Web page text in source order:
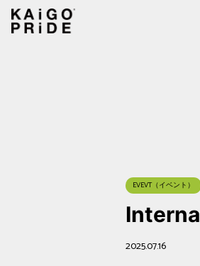
EVEVT（イベント）
2025.07.16